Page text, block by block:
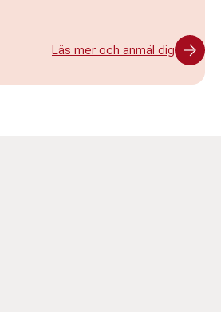
Läs mer och anmäl dig